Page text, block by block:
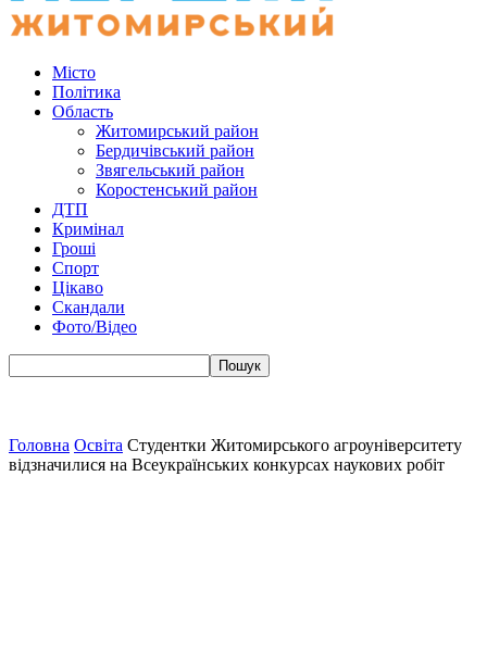
Місто
Політика
Область
Житомирський район
Бердичівський район
Звягельський район
Коростенський район
ДТП
Кримінал
Гроші
Спорт
Цікаво
Скандали
Фото/Відео
Головна Освіта Студентки Житомирського агроуніверситету
відзначилися на Всеукраїнських конкурсах наукових робіт